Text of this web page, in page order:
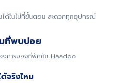
ได้ในไม่กี่ขั้นตอน สะดวกทุกอุปกรณ์
ที่พบบ่อย
งการจองที่พักกับ Haadoo
จริงไหม